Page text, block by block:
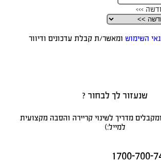
>>>
השימושומאשר/ת קבלת עדכונים ודיוור
שנעזור לך לבחור ?
מדריך לשינוי קריירה והסבה מקצועית
למייל:)